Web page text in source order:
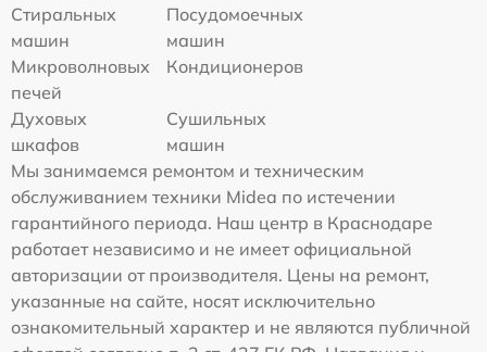
Стиральных
машин
Посудомоечных
машин
Микроволновых
печей
Кондиционеров
Духовых
шкафов
Сушильных
машин
Мы занимаемся ремонтом и техническим
обслуживанием техники Midea по истечении
гарантийного периода. Наш центр в Краснодаре
работает независимо и не имеет официальной
авторизации от производителя. Цены на ремонт,
указанные на сайте, носят исключительно
ознакомительный характер и не являются публичной